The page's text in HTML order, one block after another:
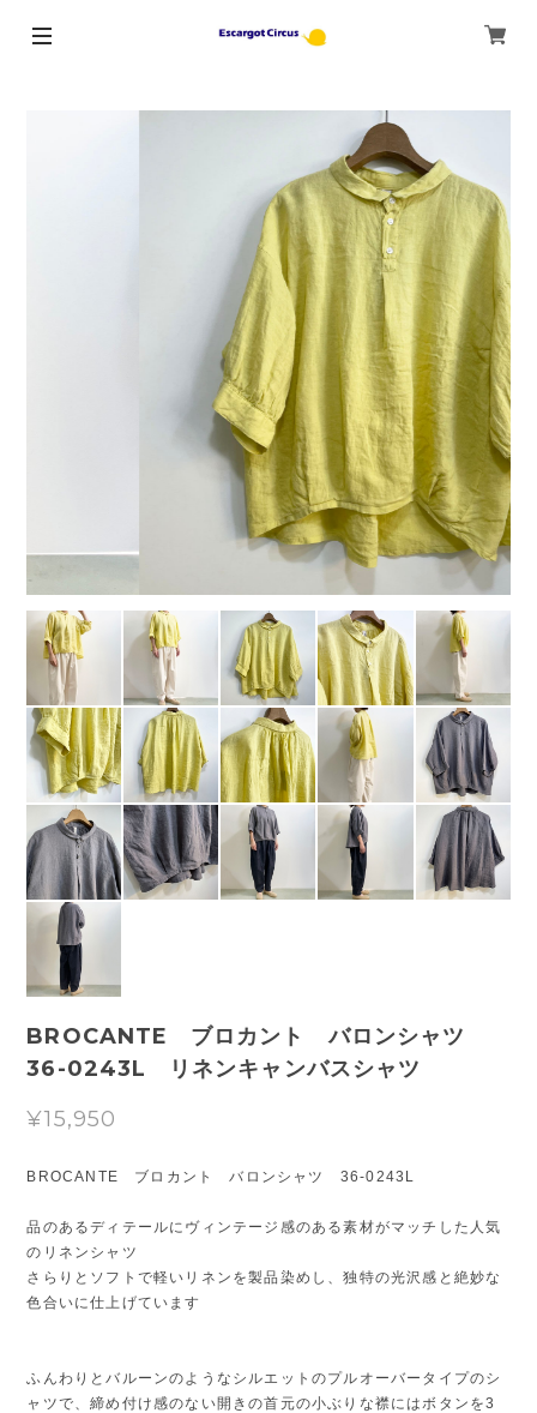
BROCANTE ブロカント バロンシャツ
36-0243L リネンキャンバスシャツ
¥15,950
BROCANTE ブロカント バロンシャツ 36-0243L
品のあるディテールにヴィンテージ感のある素材がマッチした人気
のリネンシャツ
さらりとソフトで軽いリネンを製品染めし、独特の光沢感と絶妙な
色合いに仕上げています
ふんわりとバルーンのようなシルエットのプルオーバータイプのシ
ャツで、締め付け感のない開きの首元の小ぶりな襟にはボタンを3